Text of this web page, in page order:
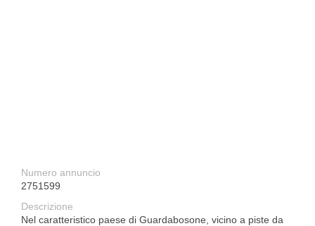
Numero annuncio
2751599
Descrizione
Nel caratteristico paese di Guardabosone, vicino a piste da